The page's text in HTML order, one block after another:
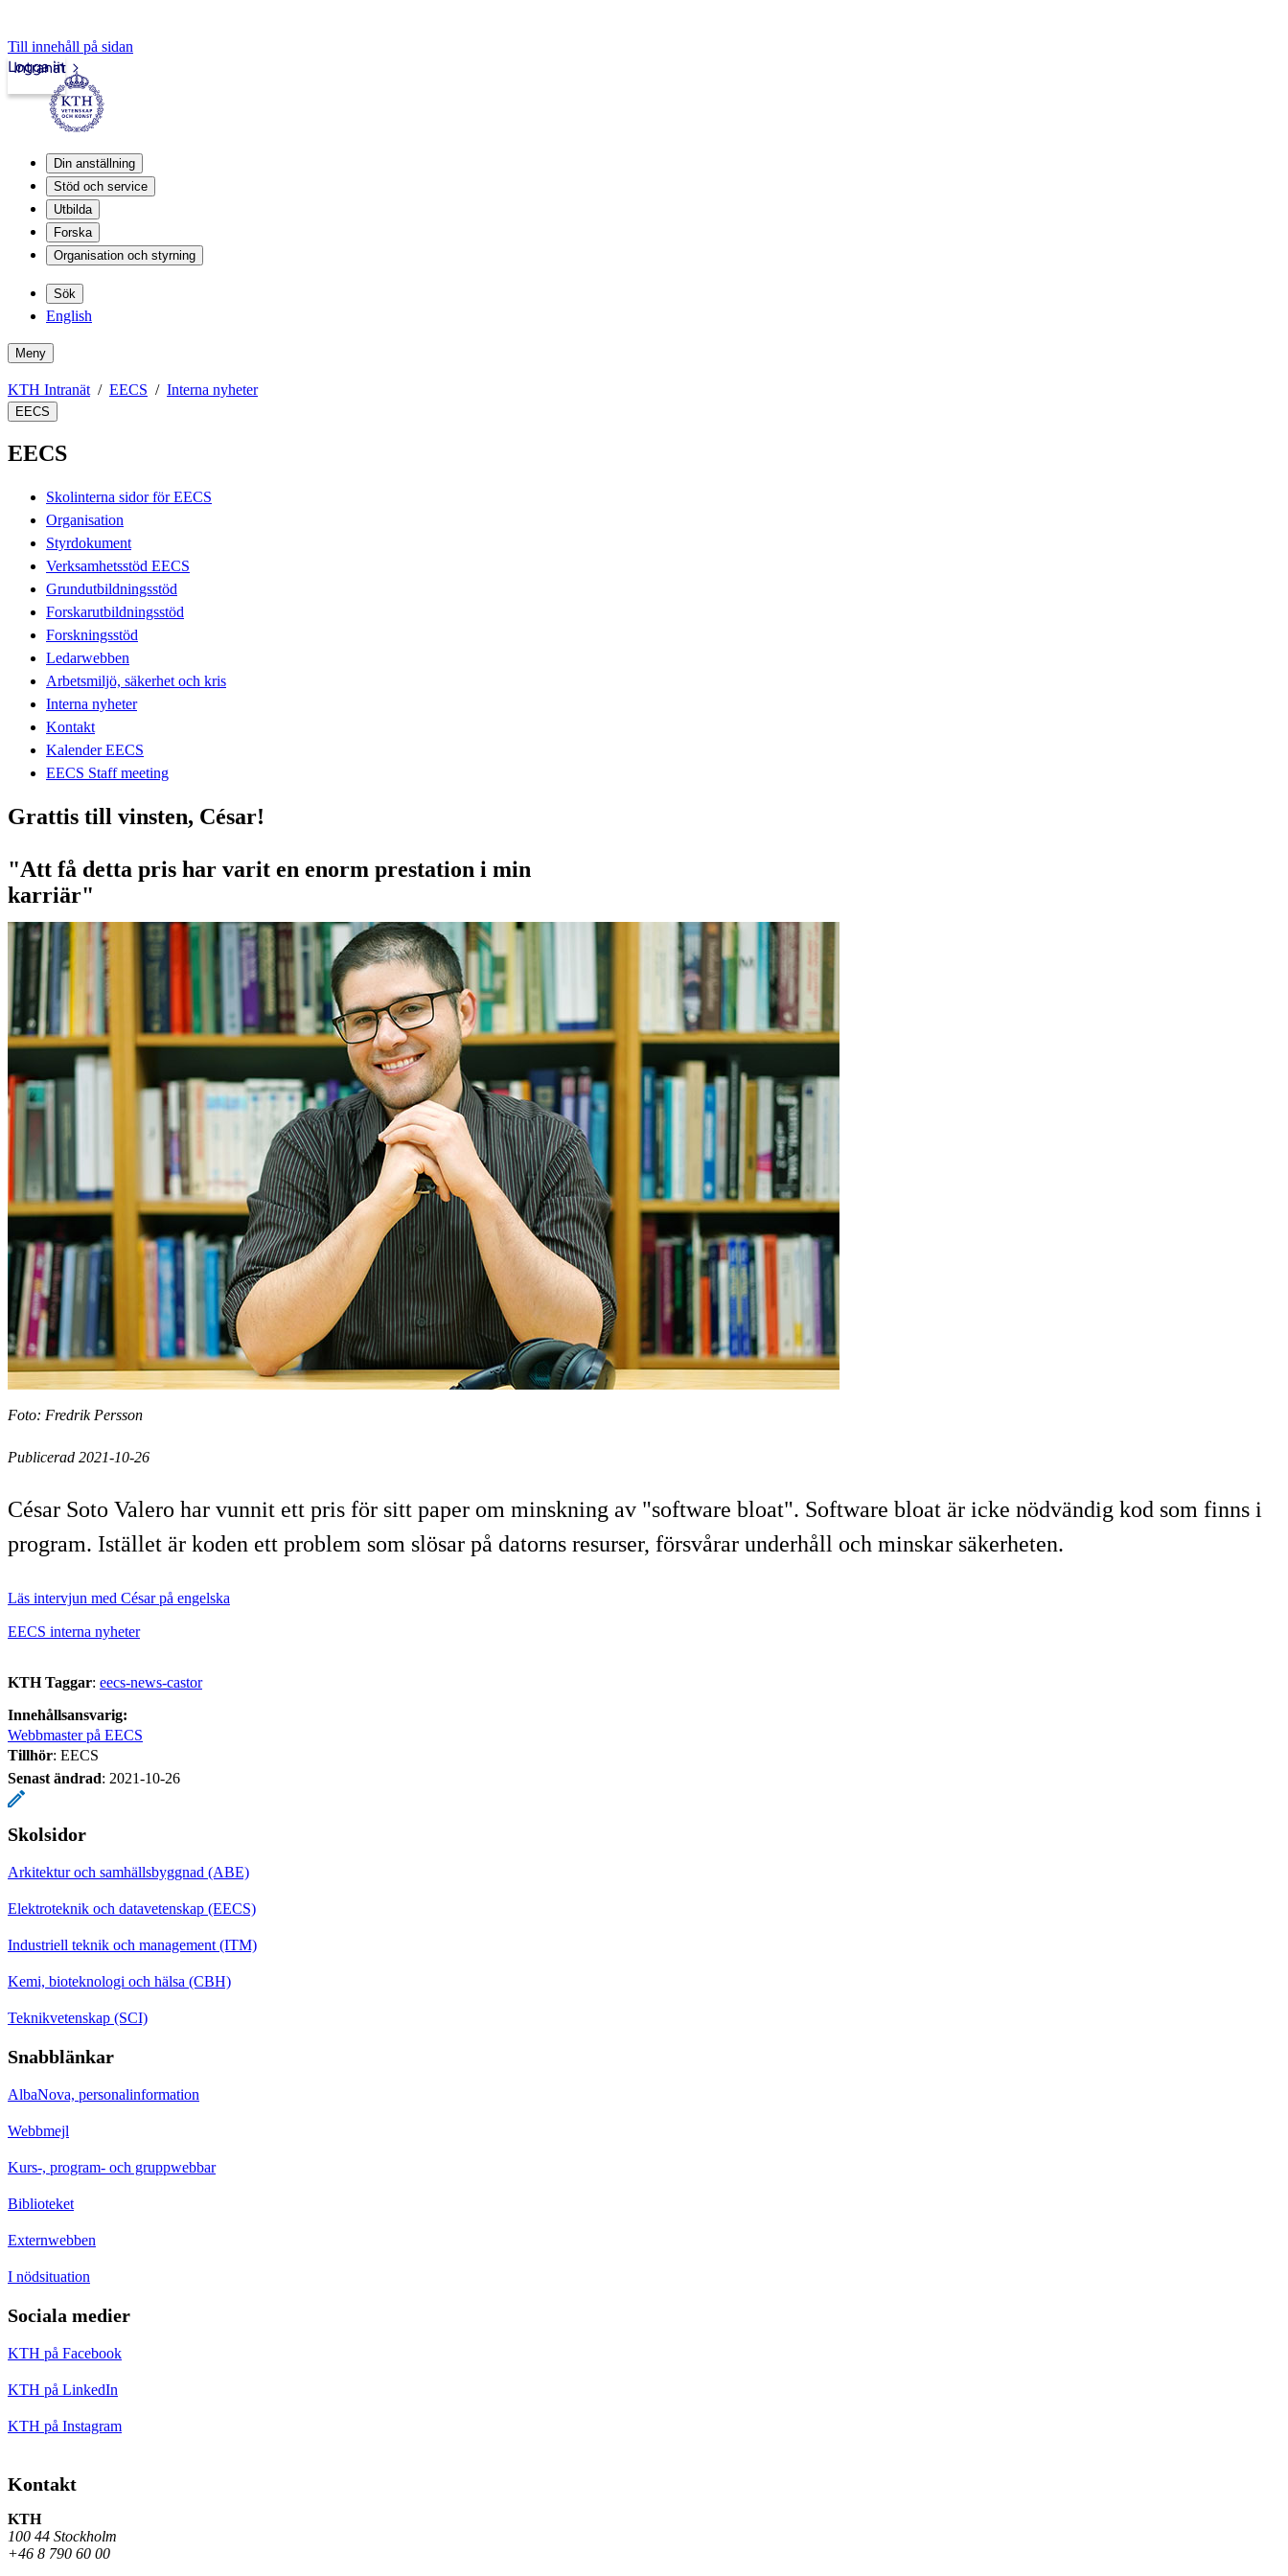
Till innehåll på sidan
Intranät
Logga in
Din anställning
Stöd och service
Utbilda
Forska
Organisation och styrning
Sök
English
Meny
KTH Intranät EECS Interna nyheter
EECS
EECS
Skolinterna sidor för EECS
Organisation
Styrdokument
Verksamhetsstöd EECS
Grundutbildningsstöd
Forskarutbildningsstöd
Forskningsstöd
Ledarwebben
Arbetsmiljö, säkerhet och kris
Interna nyheter
Kontakt
Kalender EECS
EECS Staff meeting
Grattis till vinsten, César!
"Att få detta pris har varit en enorm prestation i min
karriär"
Foto: Fredrik Persson
Publicerad 2021-10-26
César Soto Valero har vunnit ett pris för sitt paper om minskning av "software bloat". Software bloat är icke nödvändig kod som finns i
program. Istället är koden ett problem som slösar på datorns resurser, försvårar underhåll och minskar säkerheten.
Läs intervjun med César på engelska
EECS interna nyheter
KTH Taggar: eecs-news-castor
Innehållsansvarig:
Webbmaster på EECS
Tillhör: EECS
Senast ändrad: 2021-10-26
Skolsidor
Arkitektur och samhällsbyggnad (ABE)
Elektroteknik och datavetenskap (EECS)
Industriell teknik och management (ITM)
Kemi, bioteknologi och hälsa (CBH)
Teknikvetenskap (SCI)
Snabblänkar
AlbaNova, personalinformation
Webbmejl
Kurs-, program- och gruppwebbar
Biblioteket
Externwebben
I nödsituation
Sociala medier
KTH på Facebook
KTH på LinkedIn
KTH på Instagram
Kontakt
KTH
100 44 Stockholm
+46 8 790 60 00